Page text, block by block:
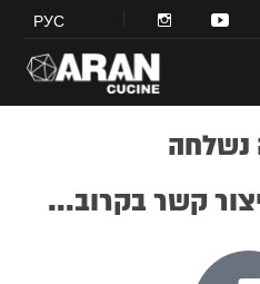
РУС
נשלחה
קשר בקרוב...